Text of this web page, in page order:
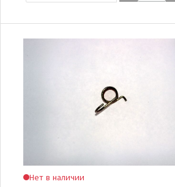
Нет в наличии